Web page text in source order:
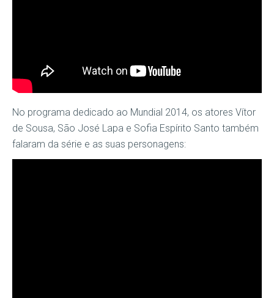
No programa dedicado ao Mundial 2014, os atores Vítor
de Sousa, São José Lapa e Sofia Espírito Santo também
falaram da série e as suas personagens: